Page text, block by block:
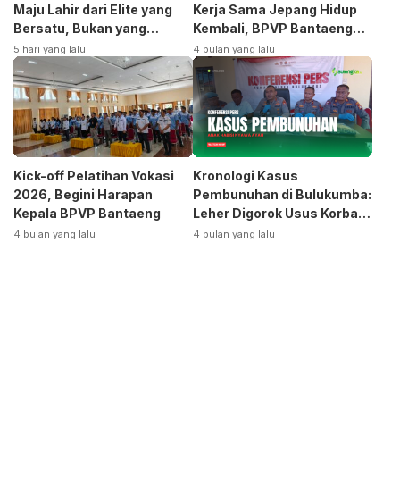
Maju Lahir dari Elite yang
Bersatu, Bukan yang
Terpecah
5 hari yang lalu
Kerja Sama Jepang Hidup
Kembali, BPVP Bantaeng
Siap Bangkitkan Jurusan
Otomotif
4 bulan yang lalu
Kick-off Pelatihan Vokasi
2026, Begini Harapan
Kepala BPVP Bantaeng
4 bulan yang lalu
Kronologi Kasus
Pembunuhan di Bulukumba:
Leher Digorok Usus Korban
Dikeluarkan
4 bulan yang lalu